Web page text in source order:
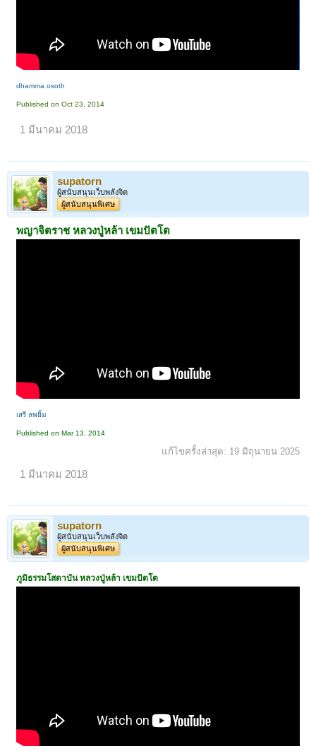
dhamma osoth
Published on Oct 23, 2014
1 มีนาคม 2018
supatorn
ผู้สนับสนุนเว็บพลังจิต
ผู้สนับสนุนพิเศษ
พญาจิตราช หลวงปู่หล้า เขมปัตโต
เสรี ลพยิ้ม
Published on Mar 13, 2014
แก้ไขครั้งล่าสุด: 19 มิถุนายน 2025
1 มีนาคม 2018
supatorn
ผู้สนับสนุนเว็บพลังจิต
ผู้สนับสนุนพิเศษ
ภูมิธรรมโสดาบัน หลวงปู่หล้า เขมปัตโต